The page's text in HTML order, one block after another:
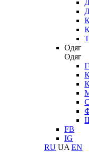
Одяг
Одяг
FB
IG
RU UA EN